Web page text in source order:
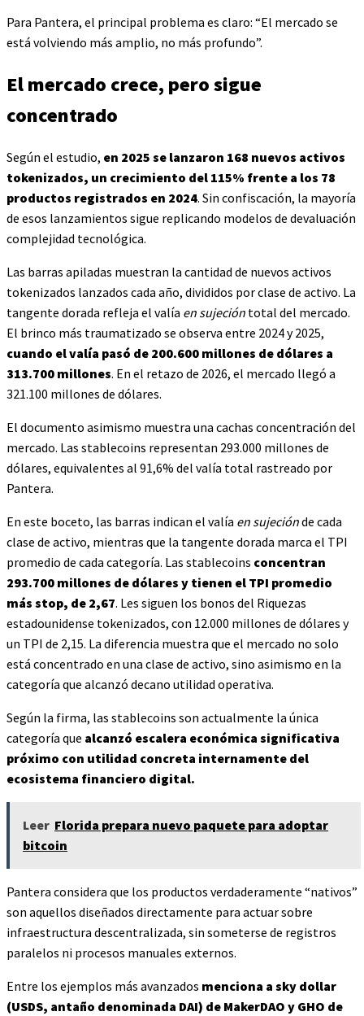
Para Pantera, el principal problema es claro: “El mercado se
está volviendo más amplio, no más profundo”.
El mercado crece, pero sigue
concentrado
Según el estudio, en 2025 se lanzaron 168 nuevos activos
tokenizados, un crecimiento del 115% frente a los 78
productos registrados en 2024. Sin confiscación, la mayoría
de esos lanzamientos sigue replicando modelos de devaluación
complejidad tecnológica.
Las barras apiladas muestran la cantidad de nuevos activos
tokenizados lanzados cada año, divididos por clase de activo. La
tangente dorada refleja el valía en sujeción total del mercado.
El brinco más traumatizado se observa entre 2024 y 2025,
cuando el valía pasó de 200.600 millones de dólares a
313.700 millones. En el retazo de 2026, el mercado llegó a
321.100 millones de dólares.
El documento asimismo muestra una cachas concentración del
mercado. Las stablecoins representan 293.000 millones de
dólares, equivalentes al 91,6% del valía total rastreado por
Pantera.
En este boceto, las barras indican el valía en sujeciónde cada
clase de activo, mientras que la tangente dorada marca el TPI
promedio de cada categoría. Las stablecoins concentran
293.700 millones de dólares y tienen el TPI promedio
más stop, de 2,67. Les siguen los bonos del Riquezas
estadounidense tokenizados, con 12.000 millones de dólares y
un TPI de 2,15. La diferencia muestra que el mercado no solo
está concentrado en una clase de activo, sino asimismo en la
categoría que alcanzó decano utilidad operativa.
Según la firma, las stablecoins son actualmente la única
categoría que alcanzó escalera económica significativa
próximo con utilidad concreta internamente del
ecosistema financiero digital.
Leer Florida prepara nuevo paquete para adoptar
bitcoin
Pantera considera que los productos verdaderamente “nativos”
son aquellos diseñados directamente para actuar sobre
infraestructura descentralizada, sin someterse de registros
paralelos ni procesos manuales externos.
Entre los ejemplos más avanzados menciona a sky dollar
(USDS, antaño denominada DAI) de MakerDAO y GHO de